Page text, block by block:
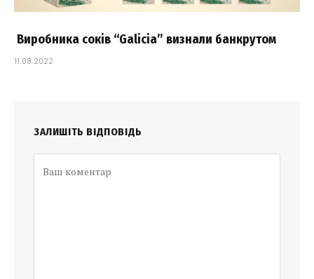
Виробника соків “Galicia” визнали банкрутом
11.08.2022
ЗАЛИШІТЬ ВІДПОВІДЬ